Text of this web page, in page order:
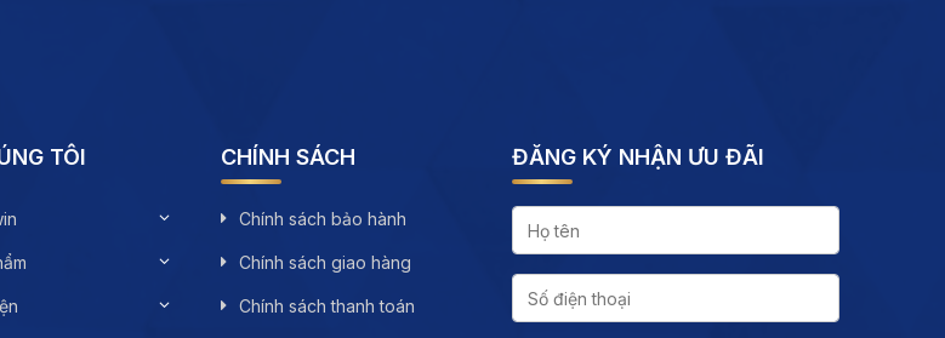
TÔI CHÍNH SÁCH
Chính sách bảo hành
Chính sách giao hàng
Chính sách thanh toán
ĐĂNG KÝ NHẬN ƯU ĐÃI